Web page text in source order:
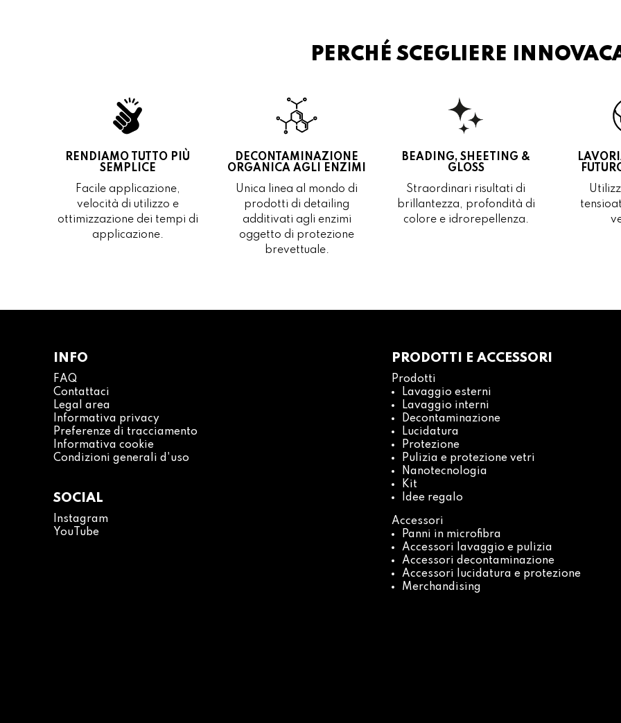
PERCHÉ SCEGLIERE
RENDIAMO TUTTO PIÙ
SEMPLICE
Facile applicazione,
velocità di utilizzo e
ottimizzazione dei tempi di
applicazione.
DECONTAMINAZIONE
ORGANICA AGLI ENZIMI
Unica linea al mondo di
prodotti di detailing
additivati agli enzimi
oggetto di protezione
brevettuale.
BEADING, SHEETING &
GLOSS
Straordinari risultati di
brillantezza, profondità di
colore e idrorepellenza.
INFO
FAQ
Contattaci
Legal area
Informativa privacy
Preferenze di tracciamento
Informativa cookie
Condizioni generali d'uso
SOCIAL
Instagram
YouTube
PRODOTTI E ACCESSORI
Prodotti
Lavaggio esterni
Lavaggio interni
Decontaminazione
Lucidatura
Protezione
Pulizia e protezione vetri
Nanotecnologia
Kit
Idee regalo
Accessori
Panni in microfibra
Accessori lavaggio e pulizia
Accessori decontaminazione
Accessori lucidatura e protezione
Merchandising